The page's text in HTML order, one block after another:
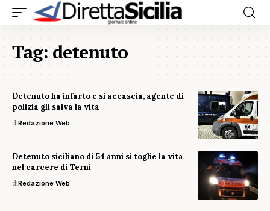
Tag:detenuto
Detenuto ha infarto e si accascia, agente di
polizia gli salva la vita
diRedazione Web
Detenuto siciliano di 54 anni si toglie la vita
nel carcere di Terni
diRedazione Web